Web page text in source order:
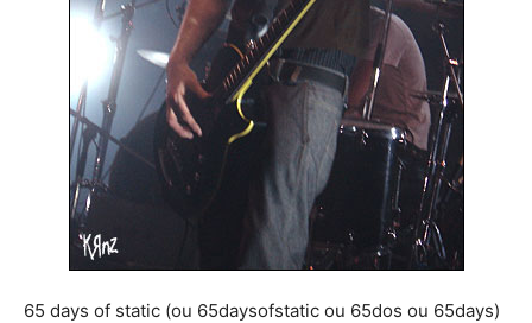
65 days of static (ou 65daysofstatic ou 65dos ou 65days)